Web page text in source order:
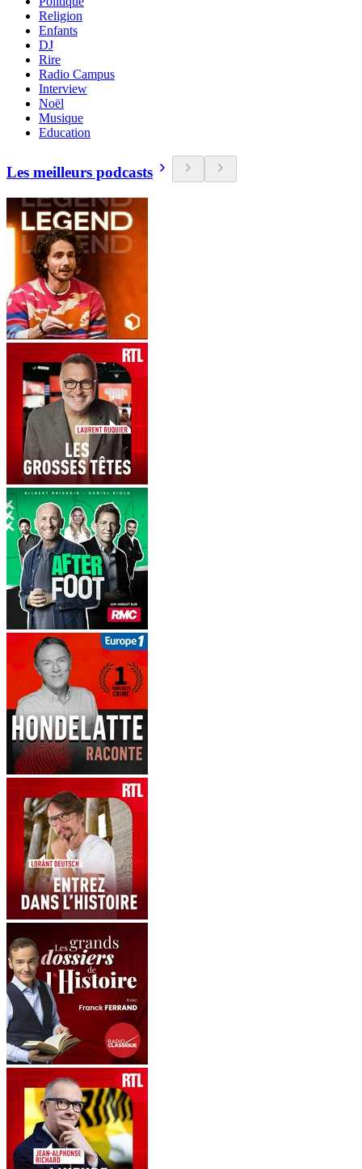
Religion
Enfants
DJ
Rire
Radio Campus
Interview
Noël
Musique
Education
Les meilleurs podcasts